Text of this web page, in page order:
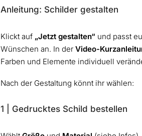
Anleitung: Schilder gestalten
Klickt auf „Jetzt gestalten“ und passt
Wünschen an. In der Video-
Farben und Elemente individuell
Nach der Gestaltung könnt ihr wählen:
1 | Gedrucktes Schild bestellen